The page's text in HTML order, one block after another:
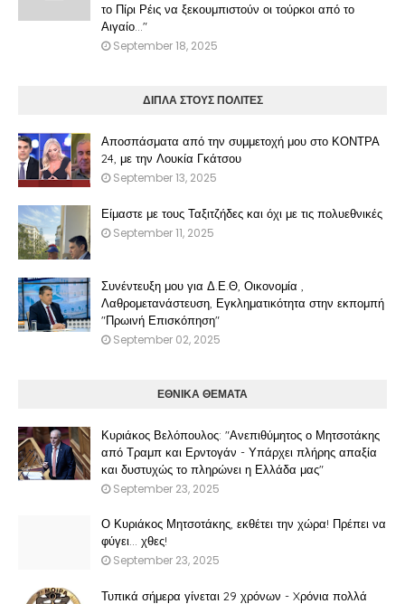
το Πίρι Ρέις να ξεκουμπιστούν οι τούρκοι από το
Αιγαίο..."
September 18, 2025
ΔΙΠΛΑ ΣΤΟΥΣ ΠΟΛΙΤΕΣ
Αποσπάσματα από την συμμετοχή μου στο ΚΟΝΤΡΑ
24, με την Λουκία Γκάτσου
September 13, 2025
Είμαστε με τους Ταξιτζήδες και όχι με τις πολυεθνικές
September 11, 2025
Συνέντευξη μου για Δ.Ε.Θ, Οικονομία ,
Λαθρομετανάστευση, Εγκληματικότητα στην εκπομπή
"Πρωινή Επισκόπηση"
September 02, 2025
ΕΘΝΙΚΑ ΘΕΜΑΤΑ
Κυριάκος Βελόπουλος: "Ανεπιθύμητος ο Μητσοτάκης
από Τραμπ και Ερντογάν - Υπάρχει πλήρης απαξία
και δυστυχώς το πληρώνει η Ελλάδα μας"
September 23, 2025
Ο Κυριάκος Μητσοτάκης, εκθέτει την χώρα! Πρέπει να
φύγει… χθες!
September 23, 2025
Τυπικά σήμερα γίνεται 29 χρόνων - Xρόνια πολλά